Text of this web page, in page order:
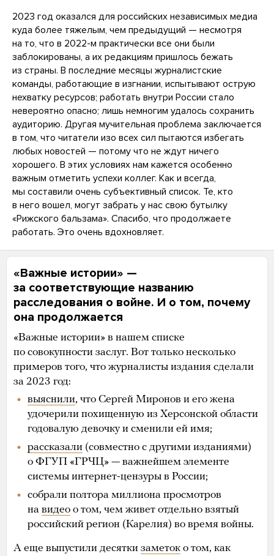
2023 год оказался для российских независимых медиа
куда более тяжелым, чем предыдущий — несмотря
на то, что в 2022-м практически все они были
заблокированы, а их редакциям пришлось бежать
из страны. В последние месяцы журналистские
команды, работающие в изгнании, испытывают острую
нехватку ресурсов; работать внутри России стало
невероятно опасно; лишь немногим удалось сохранить
аудиторию. Другая мучительная проблема заключается
в том, что читатели изо всех сил пытаются избегать
любых новостей — потому что не ждут ничего
хорошего. В этих условиях нам кажется особенно
важным отметить успехи коллег. Как и всегда,
мы составили очень субъективный список. Те, кто
в него вошел, могут забрать у нас свою бутылку
«Рижского бальзама». Спасибо, что продолжаете
работать. Это очень вдохновляет.
«Важные истории» —
за соответствующие названию
расследования о войне. И о том, почему
она продолжается
«Важные истории» в нашем списке
по совокупности заслуг. Вот только несколько
примеров того, что журналисты издания сделали
за 2023 год:
выяснили, что Сергей Миронов и его жена
удочерили похищенную из Херсонской области
годовалую девочку и сменили ей имя;
рассказали (совместно с другими изданиями)
о ФГУП «ГРЧЦ» — важнейшем элементе
системы интернет-цензуры в России;
собрали полтора миллиона просмотров
на видео о том, чем живет отдельно взятый
российский регион (Карелия) во время войны.
А еще выпустили десятки заметок о том, как